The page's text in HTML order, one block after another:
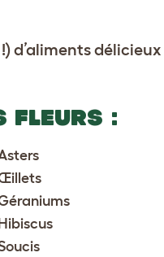
d’aliments
FLEURS :
Hibiscus